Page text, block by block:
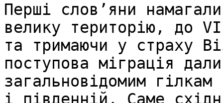
Перші слов’яни
велику територію, до
та тримаючи у страху
поступова міграція
загальновідомим
і південній. Саме